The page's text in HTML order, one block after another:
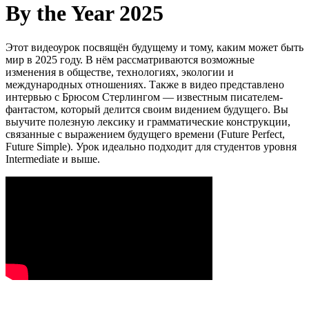
By the Year 2025
Этот видеоурок посвящён будущему и тому, каким может быть
мир в 2025 году. В нём рассматриваются возможные
изменения в обществе, технологиях, экологии и
международных отношениях. Также в видео представлено
интервью с Брюсом Стерлингом — известным писателем-
фантастом, который делится своим видением будущего. Вы
выучите полезную лексику и грамматические конструкции,
связанные с выражением будущего времени (Future Perfect,
Future Simple). Урок идеально подходит для студентов уровня
Intermediate и выше.